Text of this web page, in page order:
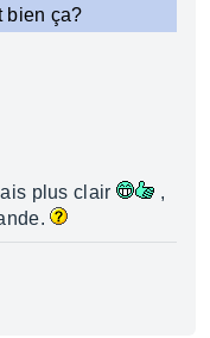
bien ça?
plus clair
,